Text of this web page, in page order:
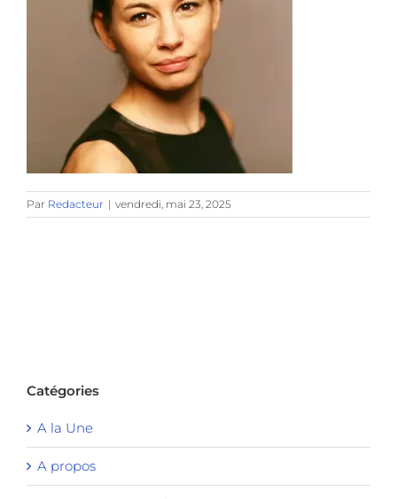
Par Redacteur | vendredi, mai 23, 2025
Catégories
A la Une
A propos